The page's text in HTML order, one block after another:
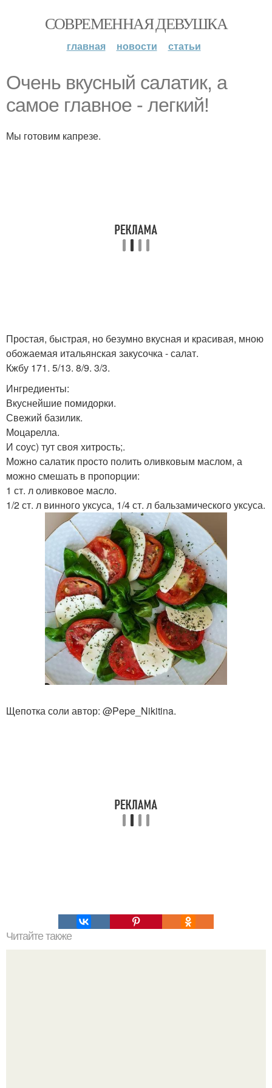
СОВРЕМЕННАЯ ДЕВУШКА
главная новости статьи
Очень вкусный салатик, а
самое главное - легкий!
Мы готовим капрезе.
Простая, быстрая, но безумно вкусная и красивая, мною
обожаемая итальянская закусочка - салат.
Кжбу 171. 5/13. 8/9. 3/3.
Ингредиенты:
Вкуснейшие помидорки.
Свежий базилик.
Моцарелла.
И соус) тут своя хитрость;.
Можно салатик просто полить оливковым маслом, а
можно смешать в пропорции:
1 ст. л оливковое масло.
1/2 ст. л винного уксуса, 1/4 ст. л бальзамического уксуса.
Щепотка соли автор: @Pepe_Nikitina.
Читайте также